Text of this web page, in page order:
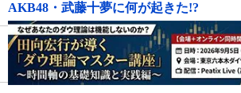
AKB48・武藤十夢に何が起きた!?
「AKB48武藤十夢のわくわくFX生活！
3週間で520回もFX取引!?